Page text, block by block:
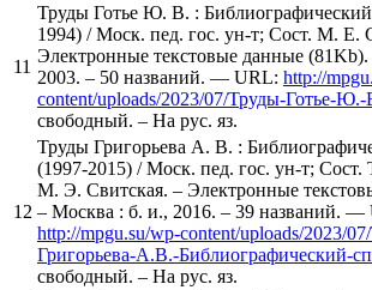
11
Труды Готье Ю. В. :
1994) / Моск. пед. гос. ун-т; Сост. М. Е.
Электронные текстовые данные
2003. – 50 названий. — URL: http://
content/uploads/2023/07/Труды-Готье-
свободный. – На рус. яз.
12
Труды Григорьева А. В. :
(1997-2015) / Моск. пед. гос. ун-т;
М. Э. Свитская. – Электронные
– Москва : б. и., 2016. – 39 названий. —
http://mpgu.su/wp-content/uploads/2023/
Григорьева-А.В.-Библиографический-
свободный. – На рус. яз.